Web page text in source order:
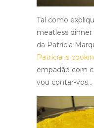
Tal como
meatless
da Patrícia
Patrícia is
empadão com
vou contar-vos…